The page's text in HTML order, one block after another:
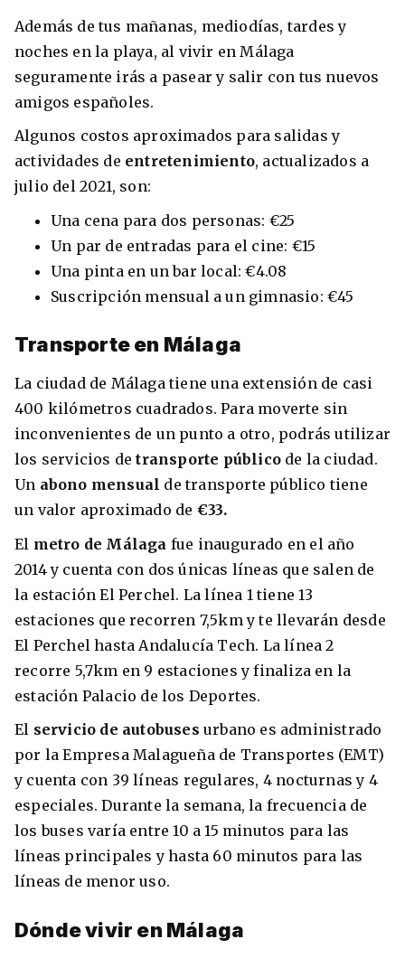
Además de tus mañanas, mediodías, tardes y
noches en la playa, al vivir en Málaga
seguramente irás a pasear y salir con tus nuevos
amigos españoles.
Algunos costos aproximados para salidas y
actividades de entretenimiento, actualizados a
julio del 2021, son:
Una cena para dos personas: €25
Un par de entradas para el cine: €15
Una pinta en un bar local: €4.08
Suscripción mensual a un gimnasio: €45
Transporte en Málaga
La ciudad de Málaga tiene una extensión de casi
400 kilómetros cuadrados. Para moverte sin
inconvenientes de un punto a otro, podrás utilizar
los servicios detransporte público de la ciudad.
Un abono mensual de transporte público tiene
un valor aproximado de €33.
El metro de Málaga fue inaugurado en el año
2014 y cuenta con dos únicas líneas que salen de
la estación El Perchel. La línea 1 tiene 13
estaciones que recorren 7,5km y te llevarán desde
El Perchel hasta Andalucía Tech. La línea 2
recorre 5,7km en 9 estaciones y finaliza en la
estación Palacio de los Deportes.
El servicio de autobuses urbano es administrado
por la Empresa Malagueña de Transportes (EMT)
y cuenta con 39 líneas regulares, 4 nocturnas y 4
especiales. Durante la semana, la frecuencia de
los buses varía entre 10 a 15 minutos para las
líneas principales y hasta 60 minutos para las
líneas de menor uso.
Dónde vivir en Málaga